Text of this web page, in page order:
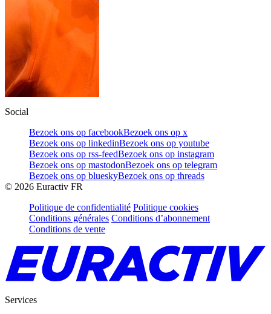
Social
Bezoek ons op facebookBezoek ons op x
Bezoek ons op linkedinBezoek ons op youtube
Bezoek ons op rss-feedBezoek ons op instagram
Bezoek ons op mastodonBezoek ons op telegram
Bezoek ons op blueskyBezoek ons op threads
© 2026 Euractiv FR
Politique de confidentialité Politique cookies
Conditions générales Conditions d’abonnement
Conditions de vente
Services